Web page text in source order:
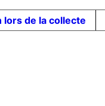
lors de la collecte